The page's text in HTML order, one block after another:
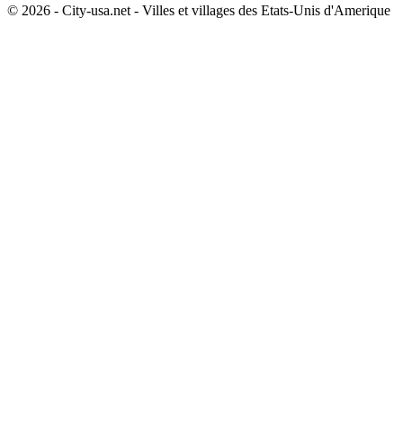
© 2026 - City-usa.net - Villes et villages des Etats-Unis d'Amerique